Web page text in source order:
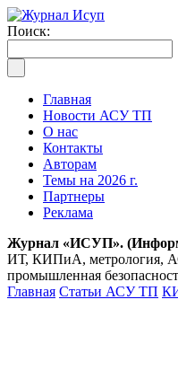
Поиск:
Главная
Новости АСУ ТП
О нас
Контакты
Авторам
Темы на 2026 г.
Партнеры
Реклама
Журнал «ИСУП».
ИТ, КИПиА, метрология,
промышленная
Главная Статьи АСУ ТП